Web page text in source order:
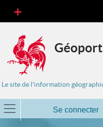
Le site de l'information
Se connecter